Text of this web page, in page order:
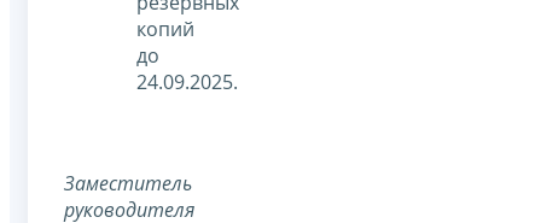
копий
до
24.09.2025.
Заместитель
руководителя